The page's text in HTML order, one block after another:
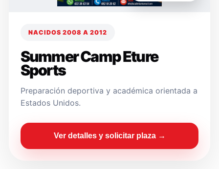
NACIDOS 2008 A 2012
Summer Camp Eture
Sports
Preparación deportiva y académica orientada a
Estados Unidos.
Ver detalles y solicitar plaza →